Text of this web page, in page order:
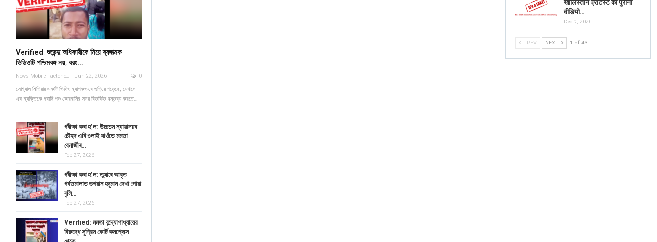
खालिस्तान प्रोटेस्ट का पुराना
वीडियो…
Dec 9, 2020
PREV NEXT 1 of 43
Verified: শুভেন্দু অধিকারীকে নিয়ে ব্যঙ্গাত্মক
ভিডিওটি পশ্চিমবঙ্গ নয়, বরং…
News Mobile Factcheck Bureau Jun 22, 2026 0
সোশ্যাল মিডিয়ায় একটি ভিডিও ব্যাপকভাবে ছড়িয়ে পড়েছে, যেখানে
এক ব্যক্তিকে গবাদি পশু কোরবানির সময় বিতর্কিত মন্তব্য করতে…
পৰীক্ষা কৰা হ’ল: উচ্চতম ন্যায়ালয়ৰ
চৌহদ এৰি ওলাই যাওঁতে মমতা
বেনাৰ্জীৰ…
Feb 27, 2026
পৰীক্ষা কৰা হ’ল: তুষাৰে আবৃত
পৰ্বতমালাত ভগৱান হনুমান দেখা পোৱা
বুলি…
Feb 27, 2026
Verified: মমতা বন্দ্যোপাধ্যায়ের
বিরুদ্ধে সুপ্রিম কোর্ট কমপ্লেক্স